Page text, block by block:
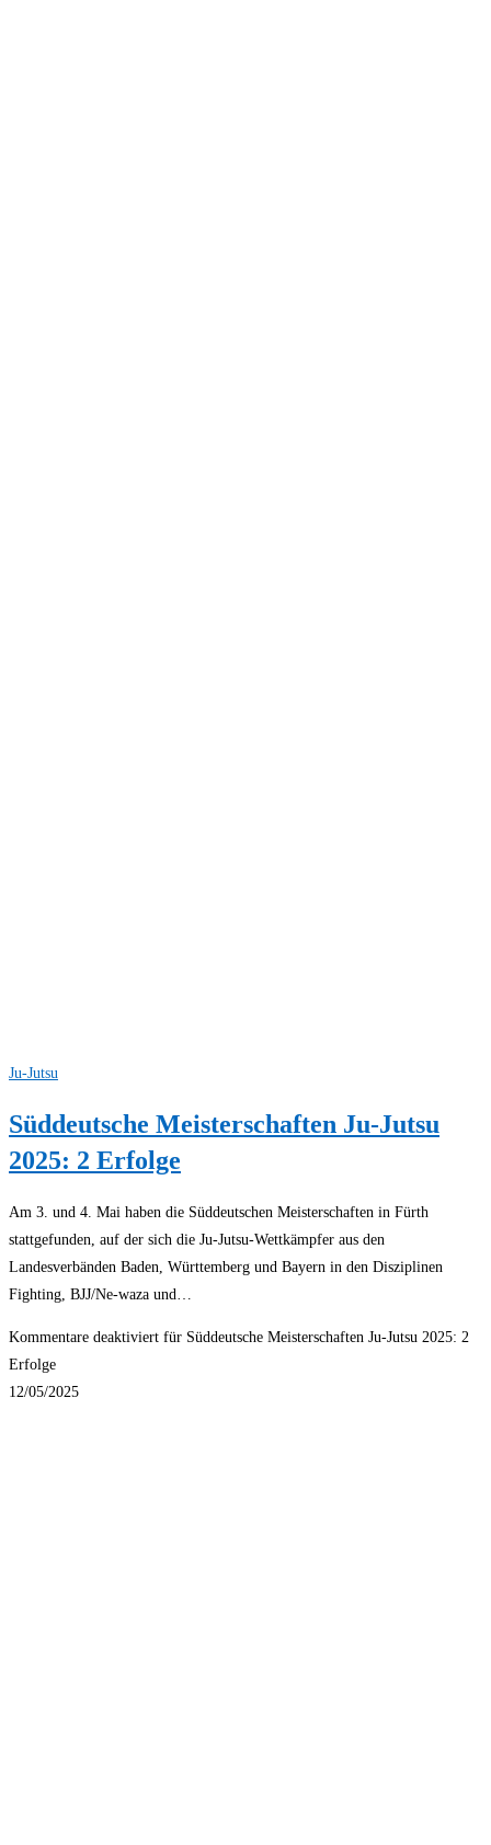
Ju-Jutsu
Süddeutsche Meisterschaften Ju-Jutsu
2025: 2 Erfolge
Am 3. und 4. Mai haben die Süddeutschen Meisterschaften in Fürth
stattgefunden, auf der sich die Ju-Jutsu-Wettkämpfer aus den
Landesverbänden Baden, Württemberg und Bayern in den Disziplinen
Fighting, BJJ/Ne-waza und…
Kommentare deaktiviert für Süddeutsche Meisterschaften Ju-Jutsu 2025: 2
Erfolge
12/05/2025